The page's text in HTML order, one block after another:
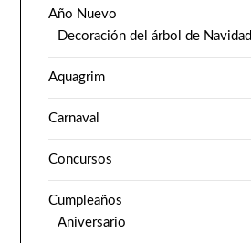
Año Nuevo
Decoración del árbol de Navidad
Aquagrim
Carnaval
Concursos
Cumpleaños
Aniversario